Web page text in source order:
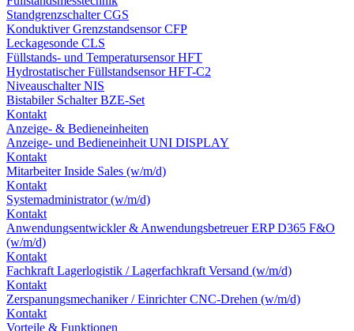
Standgrenzschalter CGS
Konduktiver Grenzstandsensor CFP
Leckagesonde CLS
Füllstands- und Temperatursensor HFT
Hydrostatischer Füllstandsensor HFT-C2
Niveauschalter NIS
Bistabiler Schalter BZE-Set
Kontakt
Anzeige- & Bedieneinheiten
Anzeige- und Bedieneinheit UNI DISPLAY
Kontakt
Mitarbeiter Inside Sales (w/m/d)
Kontakt
Systemadministrator (w/m/d)
Kontakt
Anwendungsentwickler & Anwendungsbetreuer ERP D365 F&O
(w/m/d)
Kontakt
Fachkraft Lagerlogistik / Lagerfachkraft Versand (w/m/d)
Kontakt
Zerspanungsmechaniker / Einrichter CNC-Drehen (w/m/d)
Kontakt
Vorteile & Funktionen